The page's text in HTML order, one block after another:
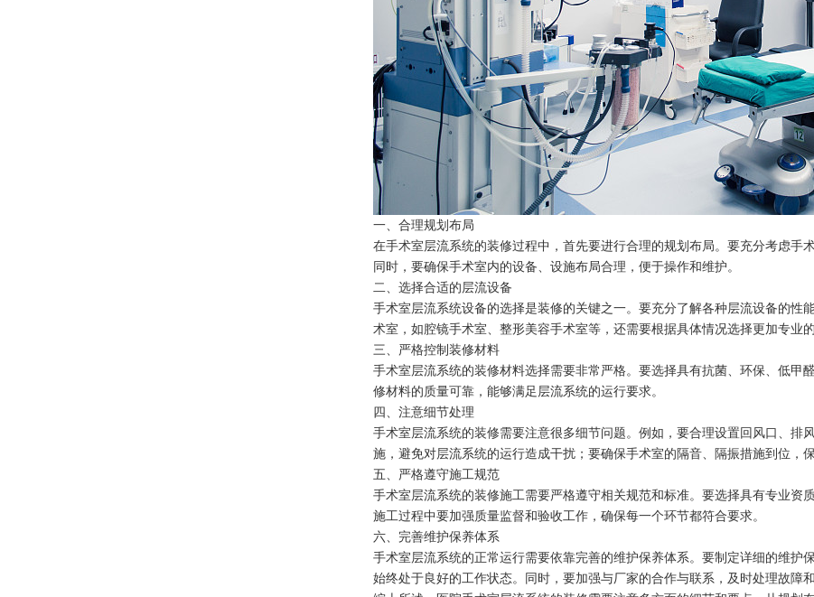
一、合理规划布局
在手术室层流系统的装修过程中，首先要进行合理的规划布局。要充分考虑手
同时，要确保手术室内的设备、设施布局合理，便于操作和维护。
二、选择合适的层流设备
手术室层流系统设备的选择是装修的关键之一。要充分了解各种层流设备的
术室，如腔镜手术室、整形美容手术室等，还需要根据具体情况选择更加专业的
三、严格控制装修材料
手术室层流系统的装修材料选择需要非常严格。要选择具有抗菌、环保、低甲
修材料的质量可靠，能够满足层流系统的运行要求。
四、注意细节处理
手术室层流系统的装修需要注意很多细节问题。例如，要合理设置回风口、排
施，避免对层流系统的运行造成干扰；要确保手术室的隔音、隔振措施到位，
五、严格遵守施工规范
手术室层流系统的装修施工需要严格遵守相关规范和标准。要选择具有专业资
施工过程中要加强质量监督和验收工作，确保每一个环节都符合要求。
六、完善维护保养体系
手术室层流系统的正常运行需要依靠完善的维护保养体系。要制定详细的维
始终处于良好的工作状态。同时，要加强与厂家的合作与联系，及时处理故障